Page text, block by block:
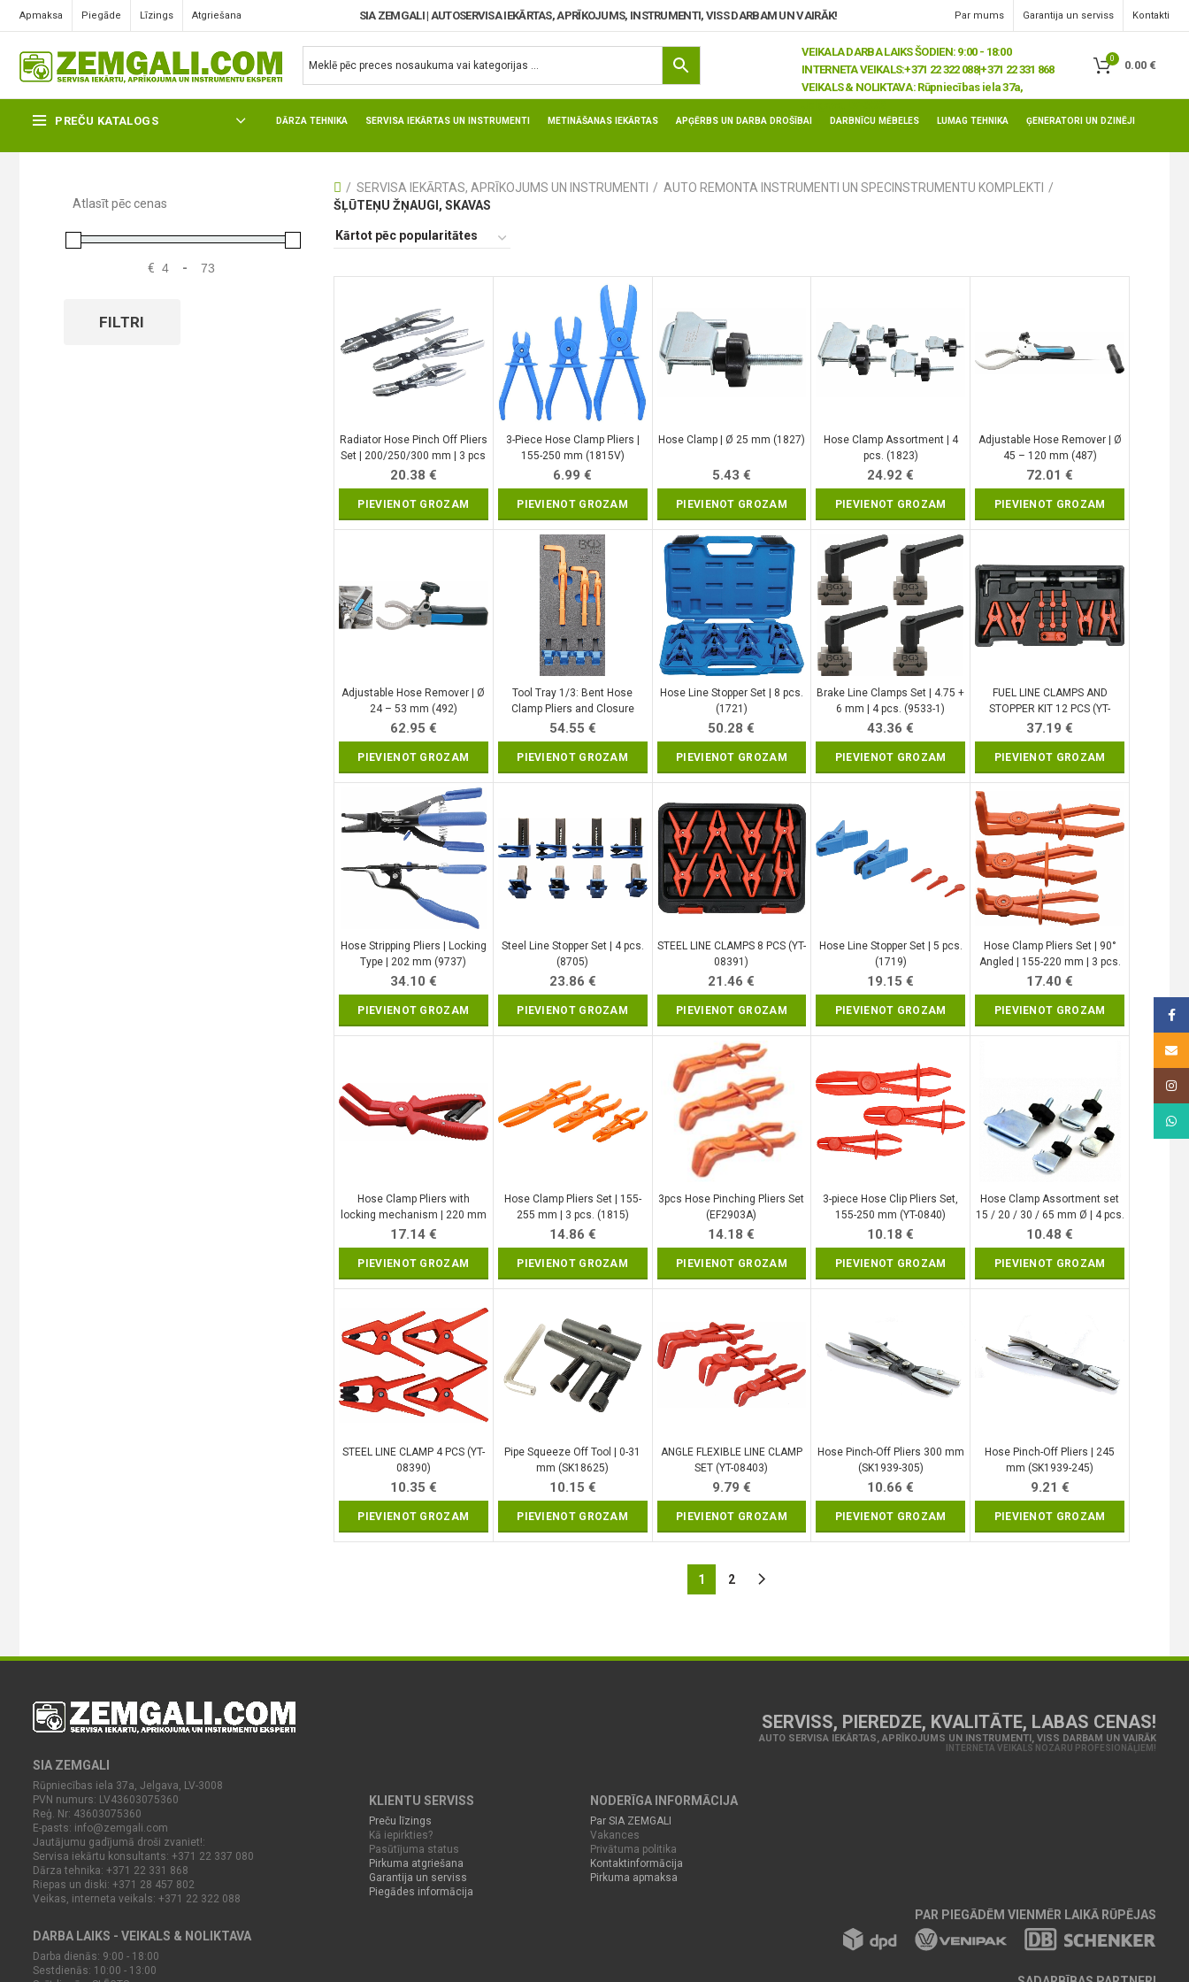
Apmaksa Piegāde Līzings Atgriešana SIA ZEMGALI | AUTOSERVISA IEKĀRTAS, APRĪKOJUMS, INSTRUMENTI, VISS DARBAM UN VAIRĀK! Par mums Garantija un serviss Kontakti
VEIKALA DARBA LAIKS ŠODIEN: 9:00 - 18:00
INTERNETA VEIKALS:+371 22 322 088|+371 22 331 868
VEIKALS & NOLIKTAVA: Rūpniecības iela 37a,
0
0.00 €
PREČU KATALOGS DĀRZA TEHNIKA SERVISA IEKĀRTAS UN INSTRUMENTI METINĀŠANAS IEKĀRTAS APĢĒRBS UN DARBA DROŠĪBAI DARBNĪCU MĒBELES LUMAG TEHNIKA ĢENERATORI UN DZINĒJI
ŠĻŪTEŅU ŽŅAUGI, SKAVAS
Atlasīt pēc cenas
€ -
FILTRI
SERVISA IEKĀRTAS, APRĪKOJUMS UN INSTRUMENTI
AUTO REMONTA INSTRUMENTI UN SPECINSTRUMENTU KOMPLEKTI
ŠĻŪTEŅU ŽŅAUGI, SKAVAS
Radiator Hose Pinch Off Pliers
Set | 200/250/300 mm | 3 pcs
(SK1939-3pc)
20.38 €
PIEVIENOT GROZAM
3-Piece Hose Clamp Pliers |
155-250 mm (1815V)
6.99€
PIEVIENOT GROZAM
Hose Clamp | Ø 25 mm (1827)
5.43 €
PIEVIENOT GROZAM
Hose Clamp Assortment | 4
pcs. (1823)
24.92€
PIEVIENOT GROZAM
Adjustable Hose Remover | Ø
45 – 120 mm (487)
72.01€
PIEVIENOT GROZAM
Adjustable Hose Remover | Ø
24 – 53 mm (492)
62.95 €
PIEVIENOT GROZAM
Tool Tray 1/3: Bent Hose
Clamp Pliers and Closure
Clamps | 7 pcs. (4123)
54.55 €
PIEVIENOT GROZAM
Hose Line Stopper Set | 8 pcs.
(1721)
50.28€
PIEVIENOT GROZAM
Brake Line Clamps Set | 4.75 +
6 mm | 4 pcs. (9533-1)
43.36€
PIEVIENOT GROZAM
FUEL LINE CLAMPS AND
STOPPER KIT 12 PCS (YT-
08392)
37.19€
PIEVIENOT GROZAM
Hose Stripping Pliers | Locking
Type | 202 mm (9737)
34.10 €
PIEVIENOT GROZAM
Steel Line Stopper Set | 4 pcs.
(8705)
23.86 €
PIEVIENOT GROZAM
STEEL LINE CLAMPS 8 PCS (YT-
08391)
21.46€
PIEVIENOT GROZAM
Hose Line Stopper Set | 5 pcs.
(1719)
19.15€
PIEVIENOT GROZAM
Hose Clamp Pliers Set | 90°
Angled | 155-220 mm | 3 pcs.
(8764)
17.40€
PIEVIENOT GROZAM
Hose Clamp Pliers with
locking mechanism | 220 mm
(9274)
17.14 €
PIEVIENOT GROZAM
Hose Clamp Pliers Set | 155-
255 mm | 3 pcs. (1815)
14.86 €
PIEVIENOT GROZAM
3pcs Hose Pinching Pliers Set
(EF2903A)
14.18€
PIEVIENOT GROZAM
3-piece Hose Clip Pliers Set,
155-250 mm (YT-0840)
10.18€
PIEVIENOT GROZAM
Hose Clamp Assortment set
15 / 20 / 30 / 65 mm Ø | 4 pcs.
(SK1935)
10.48€
PIEVIENOT GROZAM
STEEL LINE CLAMP 4 PCS (YT-
08390)
10.35 €
PIEVIENOT GROZAM
Pipe Squeeze Off Tool | 0-31
mm (SK18625)
10.15 €
PIEVIENOT GROZAM
ANGLE FLEXIBLE LINE CLAMP
SET (YT-08403)
9.79 €
PIEVIENOT GROZAM
Hose Pinch-Off Pliers 300 mm
(SK1939-305)
10.66€
PIEVIENOT GROZAM
Hose Pinch-Off Pliers | 245
mm (SK1939-245)
9.21 €
PIEVIENOT GROZAM
1 2
SIA ZEMGALI
Rūpniecības iela 37a, Jelgava, LV-3008
PVN numurs: LV43603075360
Reģ. Nr: 43603075360
E-pasts: info@zemgali.com
Jautājumu gadījumā droši zvaniet!:
Servisa iekārtu konsultants: +371 22 337 080
Dārza tehnika: +371 22 331 868
Riepas un diski: +371 28 457 802
Veikas, interneta veikals: +371 22 322 088
DARBA LAIKS - VEIKALS & NOLIKTAVA
Darba dienās: 9:00 - 18:00
Sestdienās: 10:00 - 13:00
SERVISS, PIEREDZE, KVALITĀTE, LABAS CENAS!
AUTO SERVISA IEKĀRTAS, APRĪKOJUMS UN INSTRUMENTI, VISS DARBAM UN VAIRĀK
INTERNETA VEIKALS NOZARU PROFESIONĀĻIEM!
KLIENTU SERVISS
Preču līzings
Kā iepirkties?
Pasūtījuma status
Pirkuma atgriešana
Garantija un serviss
Piegādes informācija
NODERĪGA INFORMĀCIJA
Par SIA ZEMGALI
Vakances
Privātuma politika
Kontaktinformācija
Pirkuma apmaksa
PAR PIEGĀDĒM VIENMĒR LAIKĀ RŪPĒJAS
Email